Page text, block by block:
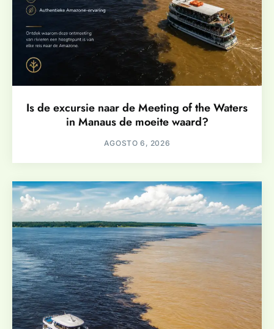
Is de excursie naar de Meeting of the Waters
in Manaus de moeite waard?
AGOSTO 6, 2026